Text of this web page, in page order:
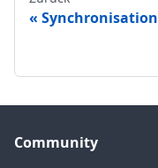
Synchronisation
Community